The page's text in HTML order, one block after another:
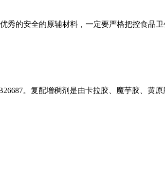
的安全的原辅材料，一定要严格把控食品卫
。复配增稠剂是由卡拉胶、魔芋胶、黄